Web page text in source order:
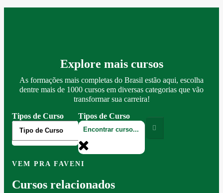
Explore mais cursos
As formações mais completas do Brasil estão aqui, escolha
dentre mais de 1000 cursos em diversas categorias que vão
transformar sua carreira!
Tipos de Curso
Tipos de Curso
VEM PRA FAVENI
Cursos relacionados